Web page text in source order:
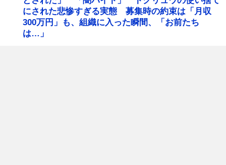
にされた悲惨すぎる実態 募集時の約束は「月収
300万円」も、組織に入った瞬間、「お前たち
は…」